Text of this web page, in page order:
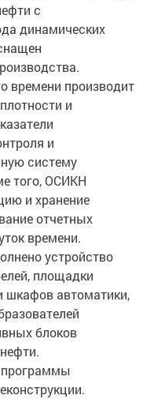
с
динамических
времени производит
и
и
систему
того, ОСИКН
и хранение
отчетных
времени.
устройство
площадки
шкафов автоматики,
блоков
программы